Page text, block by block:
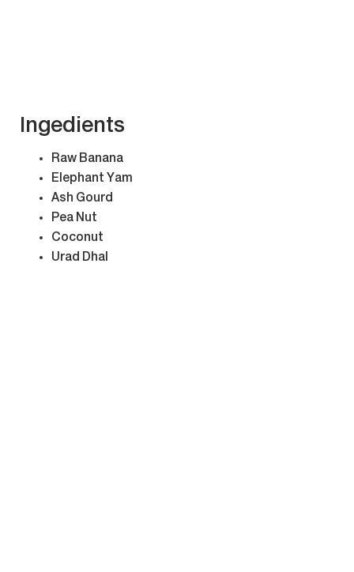
Ingedients
Raw Banana
Elephant Yam
Ash Gourd
Pea Nut
Coconut
Urad Dhal